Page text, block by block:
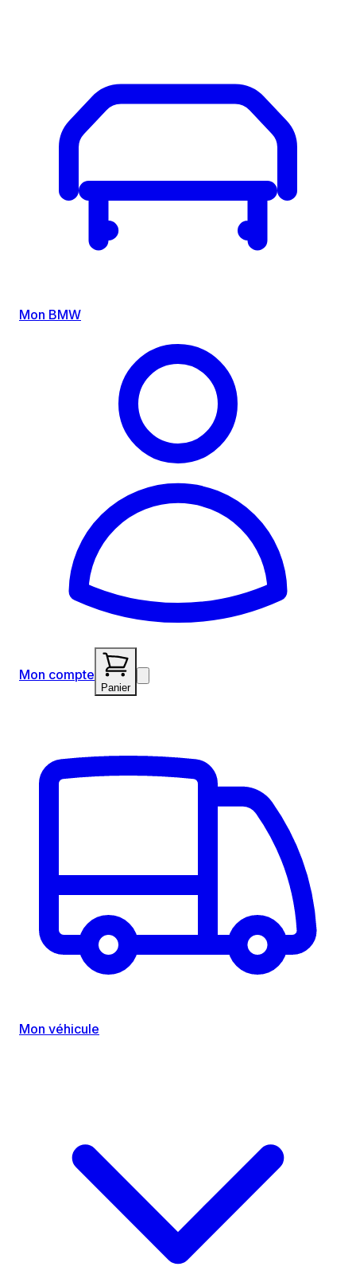
Mon BMW
Mon compte
Panier
Mon véhicule